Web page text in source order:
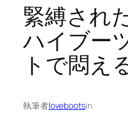
緊縛され
ハイブー
トで悶え
執筆者lovebootsin